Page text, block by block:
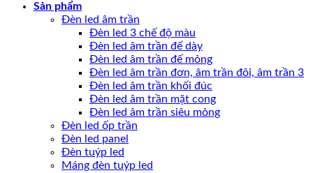
Sản phẩm
Đèn led âm trần
Đèn led 3 chế độ màu
Đèn led âm trần đế dày
Đèn led âm trần đế mỏng
Đèn led âm trần đơn, âm trần đôi, âm trần 3
Đèn led âm trần khối đúc
Đèn led âm trần mặt cong
Đèn led âm trần siêu mỏng
Đèn led ốp trần
Đèn led panel
Đèn tuýp led
Máng đèn tuýp led